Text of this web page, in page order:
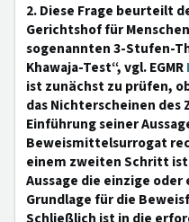
2. Diese Frage beurteilt
Gerichtshof für
sogenannten 3-Stufen-
Khawaja-Test“, vgl. EGMR
ist zunächst zu prüfen,
das Nichterscheinen des
Einführung seiner
Beweismittelsurrogat
einem zweiten Schritt
Aussage die einzige
Grundlage für die